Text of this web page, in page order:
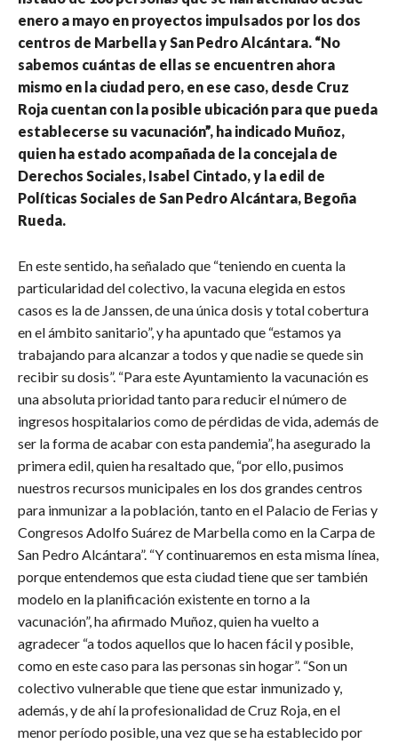
enero a mayo en proyectos impulsados por los dos
centros de Marbella y San Pedro Alcántara. “No
sabemos cuántas de ellas se encuentren ahora
mismo en la ciudad pero, en ese caso, desde Cruz
Roja cuentan con la posible ubicación para que pueda
establecerse su vacunación”, ha indicado Muñoz,
quien ha estado acompañada de la concejala de
Derechos Sociales, Isabel Cintado, y la edil de
Políticas Sociales de San Pedro Alcántara, Begoña
Rueda.
En este sentido, ha señalado que “teniendo en cuenta la
particularidad del colectivo, la vacuna elegida en estos
casos es la de Janssen, de una única dosis y total cobertura
en el ámbito sanitario”, y ha apuntado que “estamos ya
trabajando para alcanzar a todos y que nadie se quede sin
recibir su dosis”. “Para este Ayuntamiento la vacunación es
una absoluta prioridad tanto para reducir el número de
ingresos hospitalarios como de pérdidas de vida, además de
ser la forma de acabar con esta pandemia”, ha asegurado la
primera edil, quien ha resaltado que, “por ello, pusimos
nuestros recursos municipales en los dos grandes centros
para inmunizar a la población, tanto en el Palacio de Ferias y
Congresos Adolfo Suárez de Marbella como en la Carpa de
San Pedro Alcántara”. “Y continuaremos en esta misma línea,
porque entendemos que esta ciudad tiene que ser también
modelo en la planificación existente en torno a la
vacunación”, ha afirmado Muñoz, quien ha vuelto a
agradecer “a todos aquellos que lo hacen fácil y posible,
como en este caso para las personas sin hogar”. “Son un
colectivo vulnerable que tiene que estar inmunizado y,
además, y de ahí la profesionalidad de Cruz Roja, en el
menor período posible, una vez que se ha establecido por